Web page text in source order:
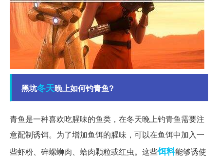
黑坑冬天晚上如何钓青鱼?
青鱼是一种喜欢吃腥味的鱼类，在冬天晚上钓青鱼需要注
意配制诱饵。为了增加鱼饵的腥味，可以在鱼饵中加入一
些虾粉、碎螺蛳肉、蛤肉颗粒或红虫。这些饵料能够诱使